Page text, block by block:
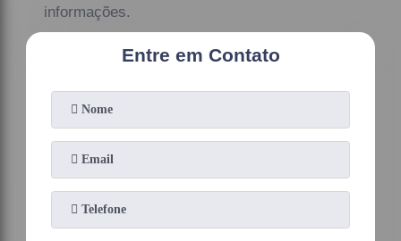
informações.
Entre em Contato